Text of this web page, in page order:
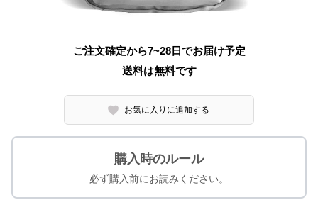
ご注文確定から7~28日でお届け予定
送料は無料です
お気に入りに追加する
購入時のルール
必ず購入前にお読みください。